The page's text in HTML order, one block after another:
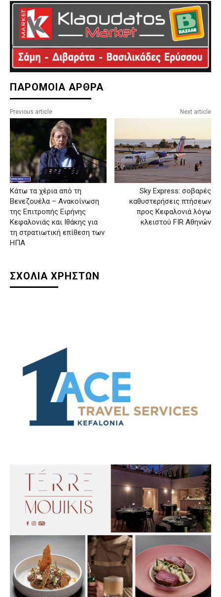
ΠΑΡΟΜΟΙΑ ΑΡΘΡΑ
Previous article
Κάτω τα χέρια από τη
Βενεζουέλα – Ανακοίνωση
της Επιτροπής Ειρήνης
Κεφαλονιάς και Ιθάκης για
τη στρατιωτική επίθεση των
ΗΠΑ
Next article
Sky Express: σοβαρές
καθυστερήσεις πτήσεων
προς Κεφαλονιά λόγω
κλειστού FIR Αθηνών
ΣΧΟΛΙΑ ΧΡΗΣΤΩΝ